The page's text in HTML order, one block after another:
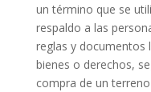
un término que se
respaldo a las
reglas y documentos
bienes o derechos,
compra de un